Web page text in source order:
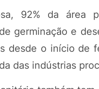
92% da área
germinação e
desde o início de
das indústrias